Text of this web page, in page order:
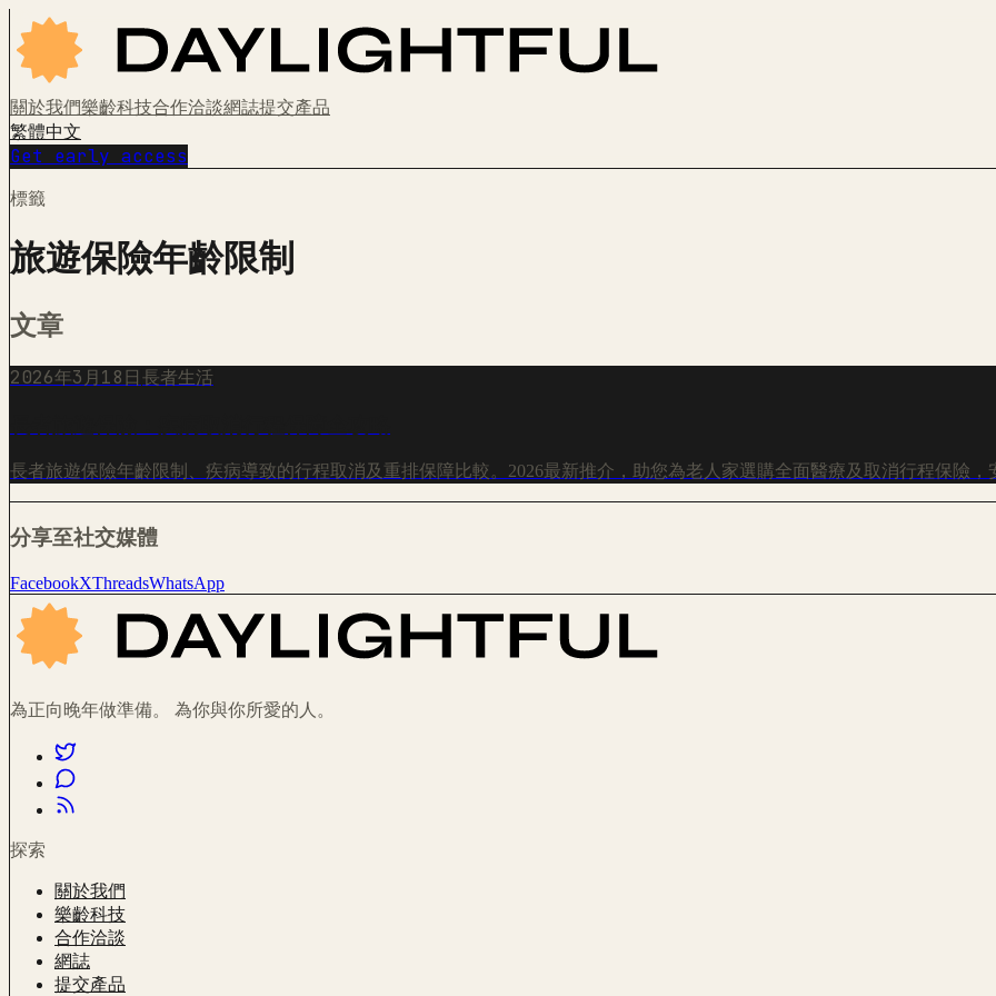
關於我們樂齡科技合作洽談網誌提交產品
繁體中文
Get early access
標籤
旅遊保險年齡限制
文章
2026年3月18日 長者生活
長者旅遊保險年齡限制、疾病導致的行程取消及重排保障比較。2026最新推介，助您為老人家選購全面醫療及取消行程保險，
分享至社交媒體
FacebookXThreadsWhatsApp
為正向晚年做準備。 為你與你所愛的人。
探索
關於我們
樂齡科技
合作洽談
網誌
提交產品